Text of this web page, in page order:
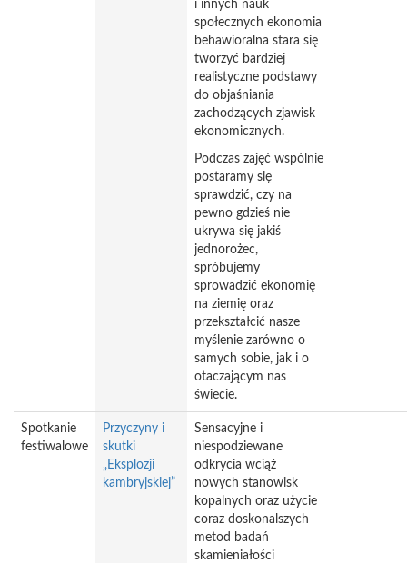
i innych nauk
społecznych ekonomia
behawioralna stara się
tworzyć bardziej
realistyczne podstawy
do objaśniania
zachodzących zjawisk
ekonomicznych.
Podczas zajęć wspólnie
postaramy się
sprawdzić, czy na
pewno gdzieś nie
ukrywa się jakiś
jednorożec,
spróbujemy
sprowadzić ekonomię
na ziemię oraz
przekształcić nasze
myślenie zarówno o
samych sobie, jak i o
otaczającym nas
świecie.
Spotkanie
festiwalowe
Przyczyny i
skutki
„Eksplozji
kambryjskiej”
Sensacyjne i
niespodziewane
odkrycia wciąż
nowych stanowisk
kopalnych oraz użycie
coraz doskonalszych
metod badań
skamieniałości